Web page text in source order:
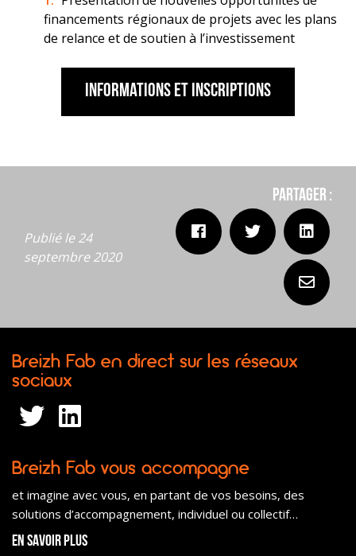
financements régionaux de projets avec les plans
de relance et de soutien à l’investissement
Informations et inscriptions
Publié le 24
septembre 2020
Partager :
Breizh Fab vous accompagne
et imagine avec vous, en partant de vos besoins, des
solutions d’accompagnement, individuel ou collectif…
En savoir plus
Breizh Fab en direct sur les réseaux
sociaux